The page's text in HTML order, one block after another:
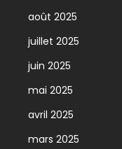
août 2025
juillet 2025
juin 2025
mai 2025
avril 2025
mars 2025